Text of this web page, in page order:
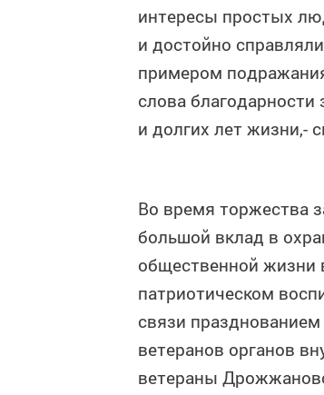
интересы простых
и достойно
примером
слова
и долгих лет жизни,-
Во время торжества
большой вклад в
общественной жизни
патриотическом
связи
ветеранов органов
ветераны